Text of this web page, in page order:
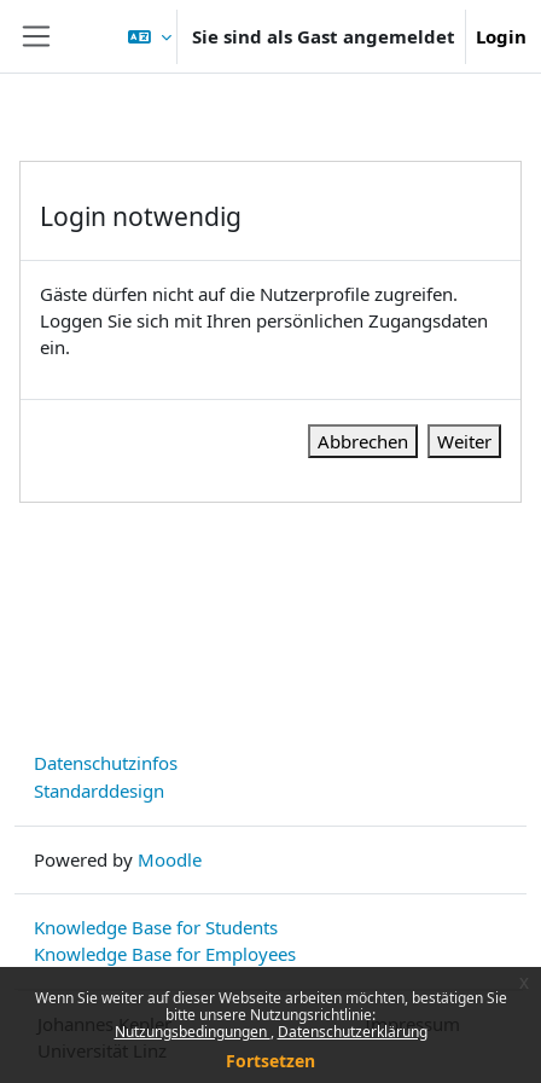
Wenn Sie weiter auf dieser Webseite arbeiten möchten, bestätigen Sie
bitte unsere Nutzungsrichtlinie:
Nutzungsbedingungen Datenschutzerklärung
Fortsetzen
Website-Übersicht
Sie sind als Gast angemeldet Login
Login notwendig
Gäste dürfen nicht auf die Nutzerprofile zugreifen.
Loggen Sie sich mit Ihren persönlichen Zugangsdaten
ein.
Abbrechen Weiter
Datenschutzinfos
Standarddesign
Powered by Moodle
Knowledge Base for Students
Knowledge Base for Employees
Johannes Kepler
Impressum